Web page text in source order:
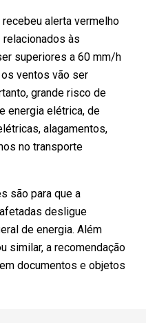
alerta vermelho
às
superiores a 60 mm/h
ventos vão ser
grande risco de
energia elétrica, de
alagamentos,
no transporte
são para que a
desligue
de energia. Além
similar, a recomendação
documentos e objetos